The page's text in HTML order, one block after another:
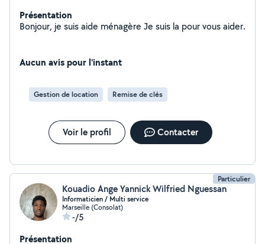
Présentation
Bonjour, je suis aide ménagère Je suis la pour vous aider.
Aucun avis pour l'instant
Gestion de location Remise de clés
Voir le profil Contacter
Particulier
Kouadio Ange Yannick Wilfried Nguessan
Informaticien / Multi service
Marseille (Consolat)
-/5
Présentation